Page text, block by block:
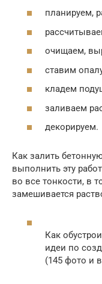
планируем,
очищаем,
ставим
кладем
заливаем
декорируем.
Как залить
выполнить эту
во все тонкости, в
замешивается
Как
идеи по
(145 фото и